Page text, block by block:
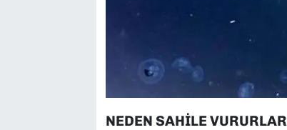
NEDEN SAHİLE VURURLAR